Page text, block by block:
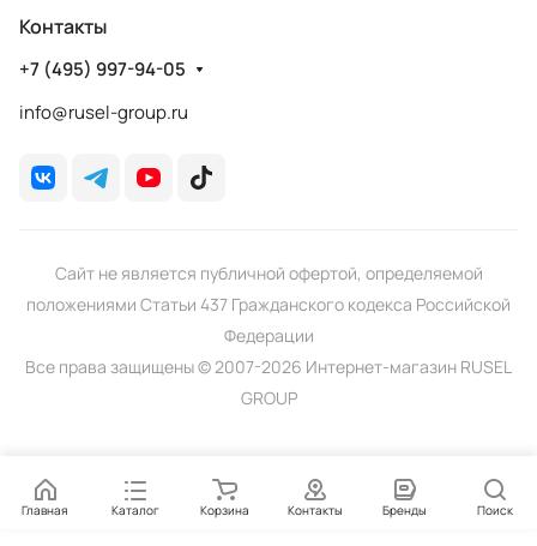
Контакты
+7 (495) 997-94-05
info@rusel-group.ru
Сайт не является публичной офертой, определяемой
положениями Статьи 437 Гражданского кодекса Российской
Федерации
Все права защищены © 2007-2026 Интернет-магазин RUSEL
GROUP
Главная Каталог Корзина Контакты Бренды Поиск